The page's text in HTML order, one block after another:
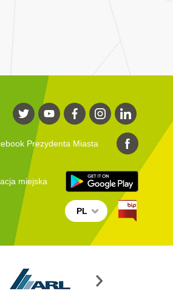
Prezydenta Miasta
miejska
PL